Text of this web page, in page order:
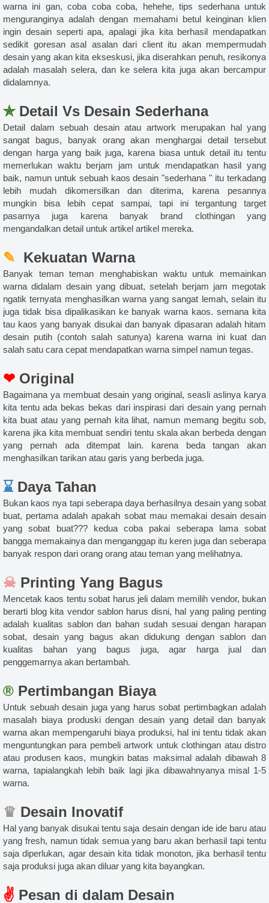
warna ini gan, coba coba coba, hehehe, tips sederhana untuk
menguranginya adalah dengan memahami betul keinginan klien
ingin desain seperti apa, apalagi jika kita berhasil mendapatkan
sedikit goresan asal asalan dari client itu akan mempermudah
desain yang akan kita ekseskusi, jika diserahkan penuh, resikonya
adalah masalah selera, dan ke selera kita juga akan bercampur
didalamnya.
✯Detail Vs Desain Sederhana
Detail dalam sebuah desain atau artwork merupakan hal yang
sangat bagus, banyak orang akan menghargai detail tersebut
dengan harga yang baik juga, karena biasa untuk detail itu tentu
memerlukan waktu berjam jam untuk mendapatkan hasil yang
baik, namun untuk sebuah kaos desain "sederhana " itu terkadang
lebih mudah dikomersilkan dan diterima, karena pesannya
mungkin bisa lebih cepat sampai, tapi ini tergantung target
pasarnya juga karena banyak brand clothingan yang
mengandalkan detail untuk artikel artikel mereka.
✎ Kekuatan Warna
Banyak teman teman menghabiskan waktu untuk memainkan
warna didalam desain yang dibuat, setelah berjam jam megotak
ngatik ternyata menghasilkan warna yang sangat lemah, selain itu
juga tidak bisa dipalikasikan ke banyak warna kaos. semana kita
tau kaos yang banyak disukai dan banyak dipasaran adalah hitam
desain putih (contoh salah satunya) karena warna ini kuat dan
salah satu cara cepat mendapatkan warna simpel namun tegas.
❤ Original
Bagaimana ya membuat desain yang original, seasli aslinya karya
kita tentu ada bekas bekas dari inspirasi dari desain yang pernah
kita buat atau yang pernah kita lihat, namun memang begitu sob,
karena jika kita membuat sendiri tentu skala akan berbeda dengan
yang pernah ada ditempat lain. karena beda tangan akan
menghasilkan tarikan atau garis yang berbeda juga.
⌛ Daya Tahan
Bukan kaos nya tapi seberapa daya berhasilnya desain yang sobat
buat, pertama adalah apakah sobat mau memakai desain desain
yang sobat buat??? kedua coba pakai seberapa lama sobat
bangga memakainya dan menganggap itu keren juga dan seberapa
banyak respon dari orang orang atau teman yang melihatnya.
☠ Printing Yang Bagus
Mencetak kaos tentu sobat harus jeli dalam memilih vendor, bukan
berarti blog kita vendor sablon harus disni, hal yang paling penting
adalah kualitas sablon dan bahan sudah sesuai dengan harapan
sobat, desain yang bagus akan didukung dengan sablon dan
kualitas bahan yang bagus juga, agar harga jual dan
penggemarnya akan bertambah.
® Pertimbangan Biaya
Untuk sebuah desain juga yang harus sobat pertimbagkan adalah
masalah biaya produski dengan desain yang detail dan banyak
warna akan mempengaruhi biaya produksi, hal ini tentu tidak akan
menguntungkan para pembeli artwork untuk clothingan atau distro
atau produsen kaos, mungkin batas maksimal adalah dibawah 8
warna, tapialangkah lebih baik lagi jika dibawahnyanya misal 1-5
warna.
♛ Desain Inovatif
Hal yang banyak disukai tentu saja desain dengan ide ide baru atau
yang fresh, namun tidak semua yang baru akan berhasil tapi tentu
saja diperlukan, agar desain kita tidak monoton, jika berhasil tentu
saja produksi juga akan diluar yang kita bayangkan.
✌ Pesan di dalam Desain